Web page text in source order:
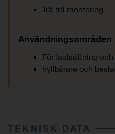
Trä-trä montering
Användningsområden
För fastsättning
hyllbärare och
TEKNISK DATA